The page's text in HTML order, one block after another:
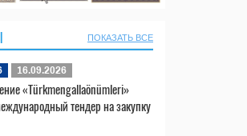
ПОКАЗАТЬ ВСЕ
16.09.2026
«Türkmengallaönümleri»
тендер на закупку